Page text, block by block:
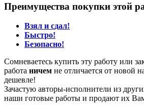
Преимущества покупки этой
Взял и сдал!
Быстро!
Безопасно!
Сомневаетесь купить эту работу или
работа ничем не отличается от новой
дешевле!
Зачастую авторы-исполнители из
наши готовые работы и продают их